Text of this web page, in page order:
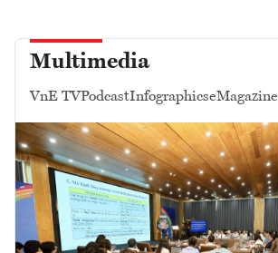
Multimedia
VnE TVPodcastInfographicseMagazine